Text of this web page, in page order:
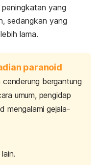
yang
sedangkan yang
lama.
paranoid
bergantung
umum, pengidap
mengalami gejala-